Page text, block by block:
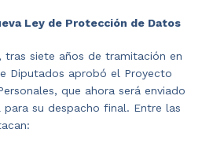
Ley de Protección de Datos
tras siete años de tramitación en
Diputados aprobó el Proyecto
que ahora será enviado
su despacho final. Entre las